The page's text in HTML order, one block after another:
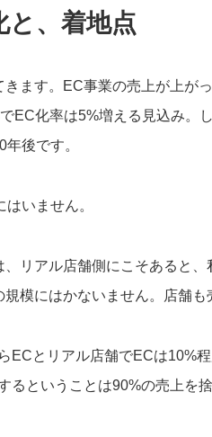
と、着地点
ます。EC事業の売上が上が
EC化率は5%増える見込み。
後です。
いません。
リアル店舗側にこそあると
模にはかないません。店舗も
ECとリアル店舗でECは10%
るということは90%の売上を